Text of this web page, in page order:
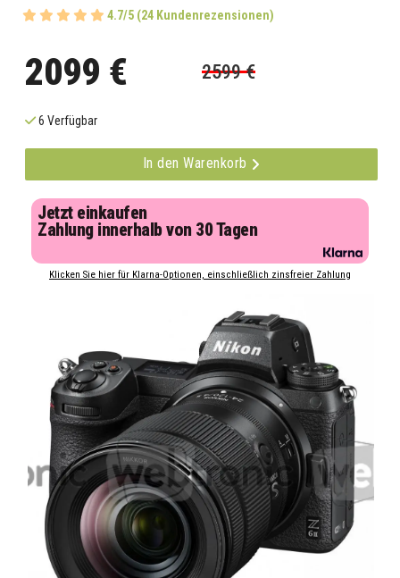
4.7/5 (24 Kundenrezensionen)
2099 € 2599 €
6 Verfügbar
In den Warenkorb
Jetzt einkaufen
Zahlung innerhalb von 30 Tagen
Klicken Sie hier für Klarna-Optionen, einschließlich zinsfreier Zahlung